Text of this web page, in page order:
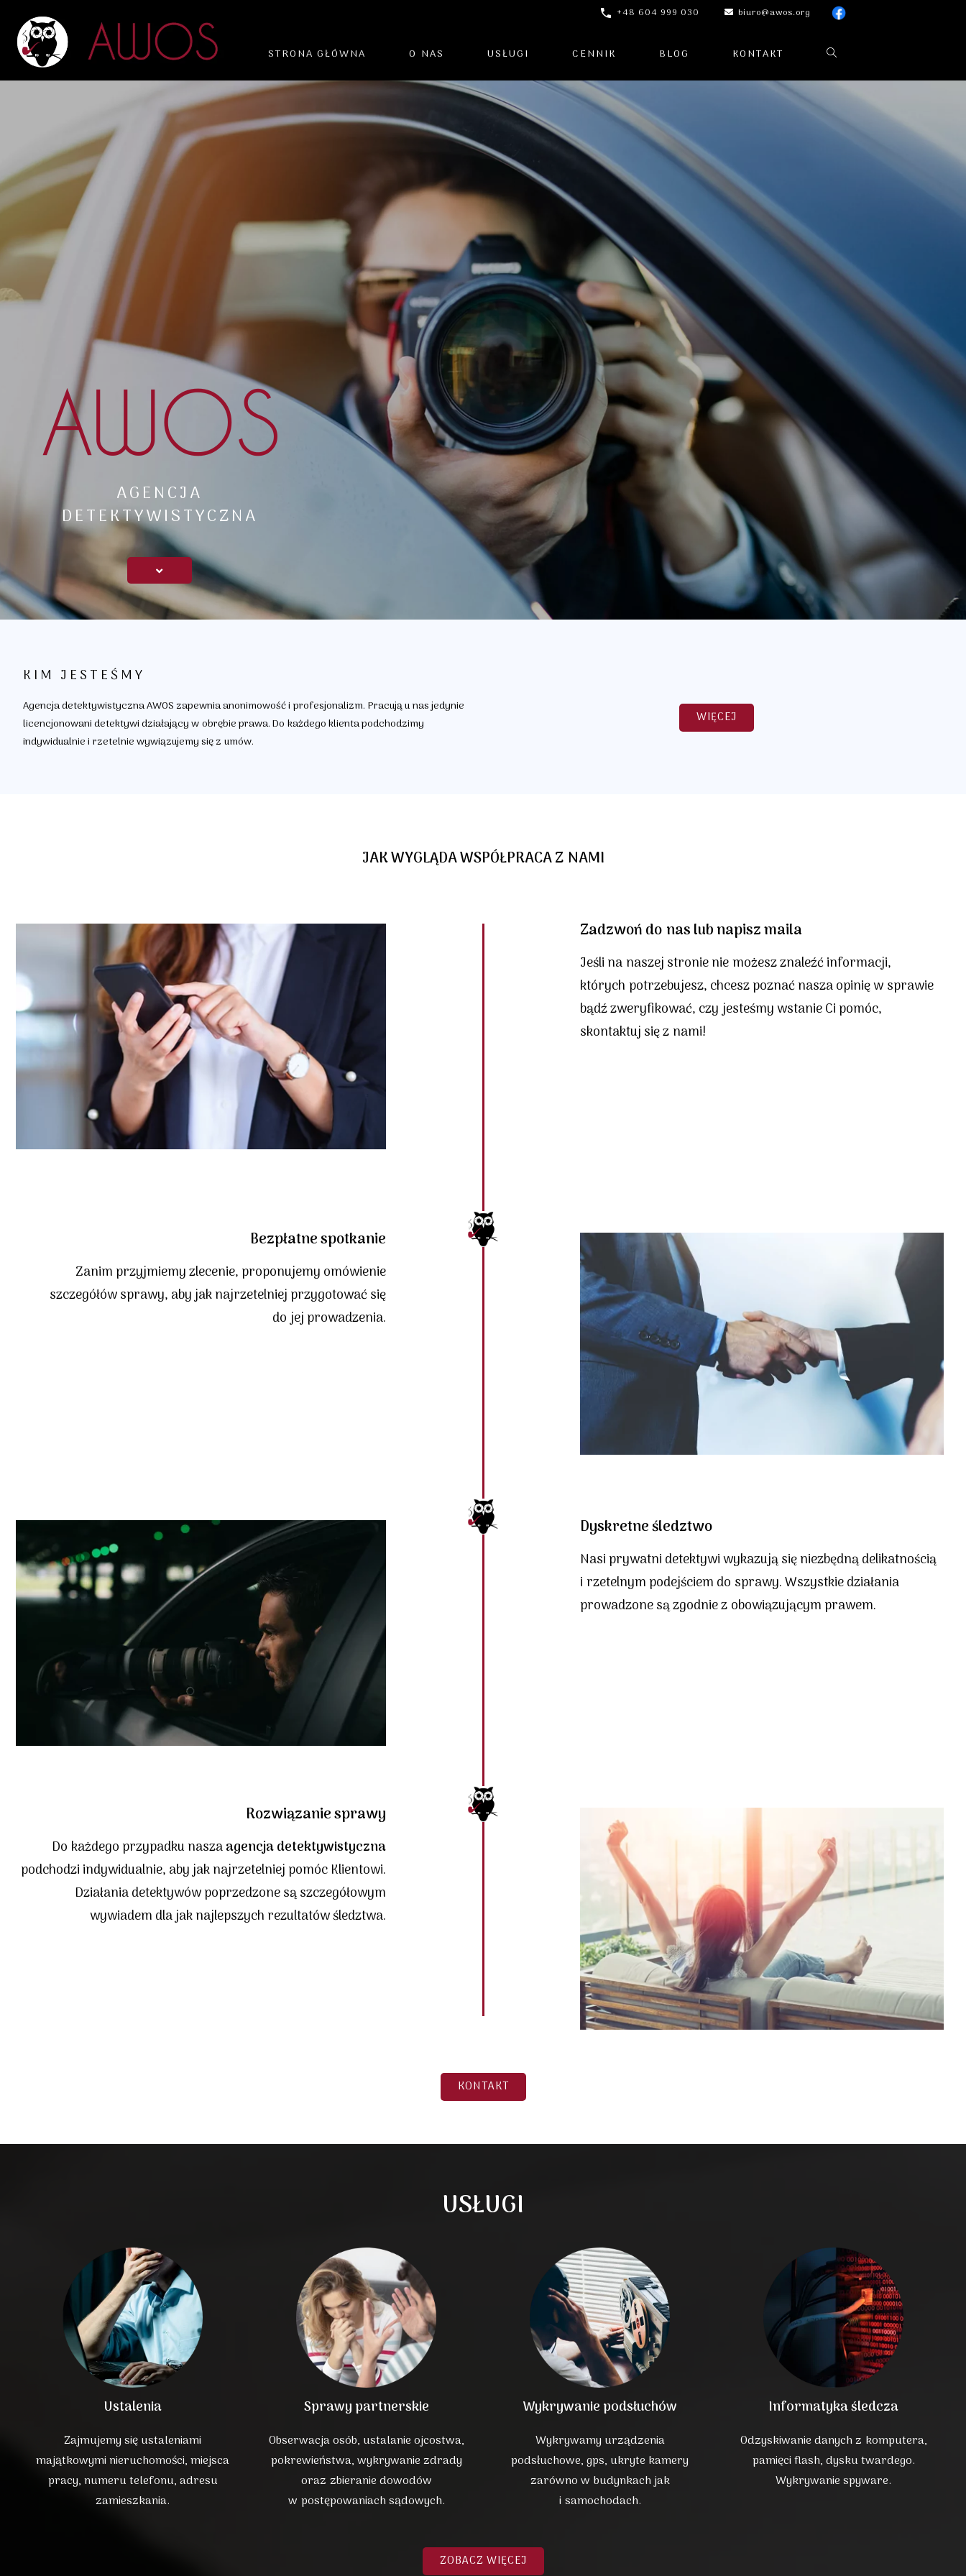
+48 604 999 030 biuro@awos.org
STRONA GŁÓWNA O NAS USŁUGI CENNIK BLOG KONTAKT
AGENCJA
DETEKTYWISTYCZNA
KIM JESTEŚMY
Agencja detektywistyczna AWOS zapewnia anonimowość i profesjonalizm. Pracują u nas jedynie
licencjonowani detektywi działający w obrębie prawa. Do każdego klienta podchodzimy
indywidualnie i rzetelnie wywiązujemy się z umów.
WIĘCEJ
JAK WYGLĄDA WSPÓŁPRACA Z NAMI
Zadzwoń do nas lub napisz maila
Jeśli na naszej stronie nie możesz znaleźć informacji,
których potrzebujesz, chcesz poznać nasza opinię w sprawie
bądź zweryfikować, czy jesteśmy wstanie Ci pomóc,
skontaktuj się z nami!
Bezpłatne spotkanie
Zanim przyjmiemy zlecenie, proponujemy omówienie
szczegółów sprawy, aby jak najrzetelniej przygotować się
do jej prowadzenia.
Dyskretne śledztwo
Nasi prywatni detektywi wykazują się niezbędną delikatnością
i rzetelnym podejściem do sprawy. Wszystkie działania
prowadzone są zgodnie z obowiązującym prawem.
Rozwiązanie sprawy
Do każdego przypadku naszaagencja detektywistyczna
podchodzi indywidualnie, aby jak najrzetelniej pomóc Klientowi.
Działania detektywów poprzedzone są szczegółowym
wywiadem dla jak najlepszych rezultatów śledztwa.
KONTAKT
USŁUGI
Ustalenia
Zajmujemy się ustaleniami
majątkowymi nieruchomości, miejsca
pracy, numeru telefonu, adresu
zamieszkania.
Sprawy partnerskie
Obserwacja osób, ustalanie ojcostwa,
pokrewieństwa, wykrywanie zdrady
oraz zbieranie dowodów
w postępowaniach sądowych.
Wykrywanie podsłuchów
Wykrywamy urządzenia
podsłuchowe, gps, ukryte kamery
zarówno w budynkach jak
i samochodach.
Informatyka śledcza
Odzyskiwanie danych z komputera,
pamięci flash, dysku twardego.
Wykrywanie spyware.
ZOBACZ WIĘCEJ